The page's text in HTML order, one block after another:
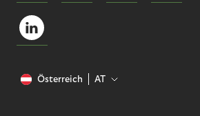
Österreich AT